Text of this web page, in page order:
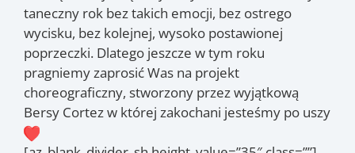
taneczny rok bez takich emocji, bez ostrego
wycisku, bez kolejnej, wysoko postawionej
poprzeczki. Dlatego jeszcze w tym roku
pragniemy zaprosić Was na projekt
choreograficzny, stworzony przez wyjątkową
Bersy Cortez w której zakochani jesteśmy po uszy